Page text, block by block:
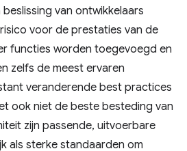
van ontwikkelaars
voor de prestaties van de
functies worden toegevoegd en
zelfs de meest ervaren
veranderende best practices
ook niet de beste besteding van
zijn passende, uitvoerbare
als sterke standaarden om